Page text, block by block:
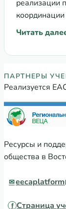
реализации
рабочую
Читать
: Переход
Партнеры
ПАРТНЕРЫ
Реализуется
Ресурсы и
общества в
Страница